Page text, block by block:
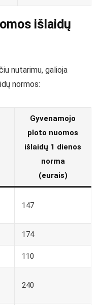
išlaidų
nutarimu, galioja
normos:
Gyvenamojo
ploto nuomos
išlaidų 1 dienos
norma
(eurais)
147
174
110
240